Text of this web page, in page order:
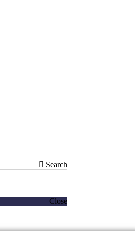
Search
Close